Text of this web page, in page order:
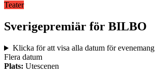
Teater
Sverigepremiär för BILBO
Klicka för att visa alla datum för evenemang
Flera datum
Plats: Utescenen